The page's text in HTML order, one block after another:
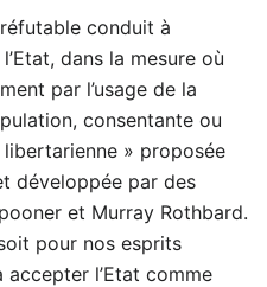
conduit à
dans la mesure où
par l’usage de la
consentante ou
» proposée
développée par des
et Murray Rothbard.
pour nos esprits
l’Etat comme